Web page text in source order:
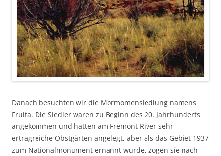
Danach besuchten wir die Mormomensiedlung namens
Fruita. Die Siedler waren zu Beginn des 20. Jahrhunderts
angekommen und hatten am Fremont River sehr
ertragreiche Obstgärten angelegt, aber als das Gebiet 1937
zum Nationalmonument ernannt wurde, zogen sie nach